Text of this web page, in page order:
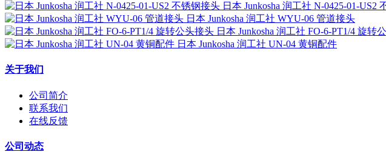
日本 Junkosha 润工社 N-0425-01-US2
日本 Junkosha 润工社 WYU-06 管道接头
日本 Junkosha 润工社 FO-6-PT1/4 旋转
日本 Junkosha 润工社 UN-04 黄铜配件
关于我们
公司简介
联系我们
在线反馈
公司动态